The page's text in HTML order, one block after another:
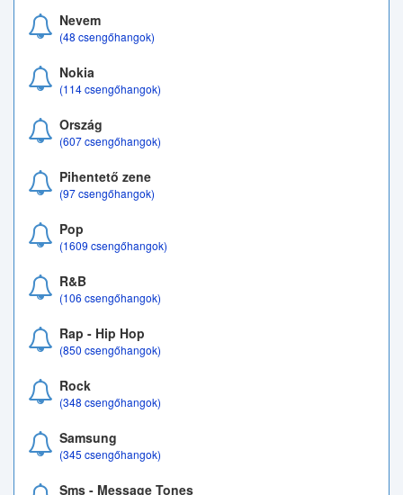
Nevem
(48 csengőhangok)
Nokia
(114 csengőhangok)
Ország
(607 csengőhangok)
Pihentető zene
(97 csengőhangok)
Pop
(1609 csengőhangok)
R&B
(106 csengőhangok)
Rap - Hip Hop
(850 csengőhangok)
Rock
(348 csengőhangok)
Samsung
(345 csengőhangok)
Sms - Message Tones